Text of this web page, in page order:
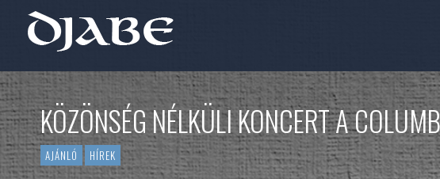
KÖZÖNSÉG NÉLKÜLI KONCERT A
AJÁNLÓ HÍREK